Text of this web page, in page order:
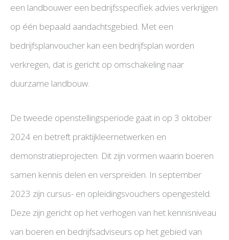
een landbouwer een bedrijfsspecifiek advies verkrijgen
op één bepaald aandachtsgebied. Met een
bedrijfsplanvoucher kan een bedrijfsplan worden
verkregen, dat is gericht op omschakeling naar
duurzame landbouw.
De tweede openstellingsperiode gaat in op 3 oktober
2024 en betreft praktijkleernetwerken en
demonstratieprojecten. Dit zijn vormen waarin boeren
samen kennis delen en verspreiden. In september
2023 zijn cursus- en opleidingsvouchers opengesteld.
Deze zijn gericht op het verhogen van het kennisniveau
van boeren en bedrijfsadviseurs op het gebied van